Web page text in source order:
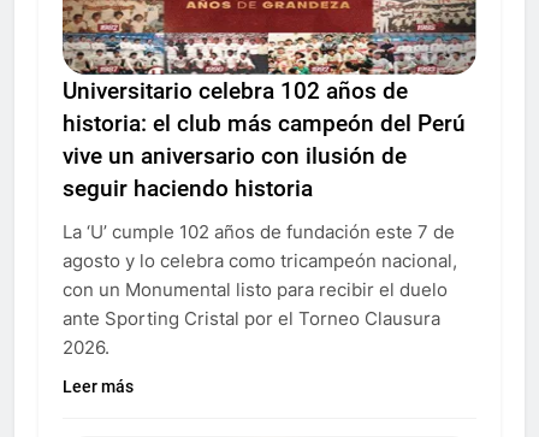
Universitario celebra 102 años de
historia: el club más campeón del Perú
vive un aniversario con ilusión de
seguir haciendo historia
La ‘U’ cumple 102 años de fundación este 7 de
agosto y lo celebra como tricampeón nacional,
con un Monumental listo para recibir el duelo
ante Sporting Cristal por el Torneo Clausura
2026.
Leer más